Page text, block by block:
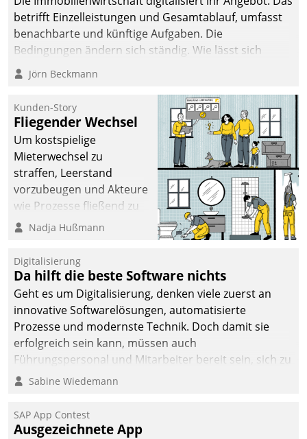
betrifft Einzelleistungen und Gesamtablauf, umfasst
benachbarte und künftige Aufgaben. Die
Bedingungen ändern sich ständig. Wie lässt sich
technisch die Kontrolle wahren und zugleich Freiraum
fürs Wachsen öffnen?
Jörn Beckmann
Kunden-Story
Fliegender Wechsel
Um kostspielige
Mieterwechsel zu
straffen, Leerstand
vorzubeugen und Akteure
wie Prozesse fließend zu
vernetzen, nutzt die
Jahresbeginn eine
Überblick, Einsicht und
Eingriff bietende Lösung.
Zur Entwicklung setzte
man auf
Cloudtechnologie,
bewährte und Startup-
agile Projektmethoden.
Nadja Hußmann
Digitalisierung
Da hilft die beste Software nichts
Geht es um Digitalisierung, denken viele zuerst an
innovative Softwarelösungen, automatisierte
Prozesse und modernste Technik. Doch damit sie
erfolgreich sein kann, müssen auch
Führungspersonal und Mitarbeiter bereit sein, sich zu
verändern und anzupassen, sonst werden sie an ihr
Sabine Wiedemann
SAP App Contest
Ausgezeichnete App